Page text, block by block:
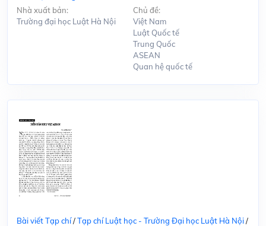
Nhà xuất bản:
Trường đại học Luật Hà Nội
Chủ đề:
Việt Nam
Luật Quốc tế
Trung Quốc
ASEAN
Quan hệ quốc tế
Bài viết Tạp chí/Tạp chí Luật học - Trường Đại học Luật Hà Nội/